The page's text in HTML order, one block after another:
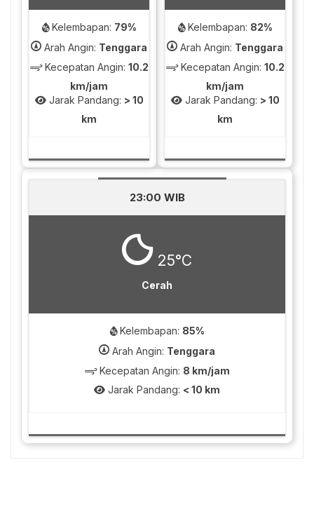
Kelembapan: 79%
Arah Angin: Tenggara
Kecepatan Angin: 10.2
km/jam
Jarak Pandang: > 10
km
Kelembapan: 82%
Arah Angin: Tenggara
Kecepatan Angin: 10.2
km/jam
Jarak Pandang: > 10
km
23:00 WIB
25°C
Cerah
Kelembapan: 85%
Arah Angin: Tenggara
Kecepatan Angin: 8 km/jam
Jarak Pandang: < 10 km